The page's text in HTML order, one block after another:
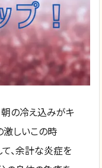
の冷え込みがキ
激しいこの時
て、余計な炎症を